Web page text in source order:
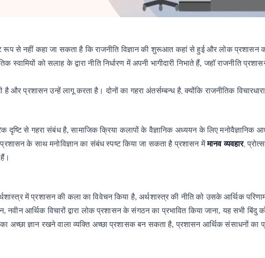
रूप से नहीं कहा जा सकता है कि राजनीति विज्ञान की शुरूआत कहां से हुई और लोक प्रशासन
स्वामियों को सलाह के द्वारा नीति निर्धारण में अपनी भागीदारी निभाते हैं, जहॉ राजनीति
है और प्रशासन उन्हें लागू करता है। दोनों का गहरा अंतर्सम्बन्ध है,क्योंकि राजनीतिक विचारधारा
दृष्टि से गहरा संबंध है, सामाजिक क्रिया कलापों के वैज्ञानिक अध्ययन के लिए मनोवैज्ञानिक
प्रशासन के साथ मनोविज्ञान का संबंध स्पष्ट किया जा सकता हैप्रशासन में मानव व्यवहार,
में प्रशासन की कला का विवेचन किया है,अर्थशास्त्र की नीति को उसके आर्थिक
नवीन आर्थिक विचारों द्वारा लोक प्रशासन के संगठन का प्रभावित किया जाना,यह सभी बिंदु
का अच्छा ज्ञान रखने वाला व्यक्ति अच्छा प्रशासक बन सकता है,प्रशासन आर्थिक संसाधनों का